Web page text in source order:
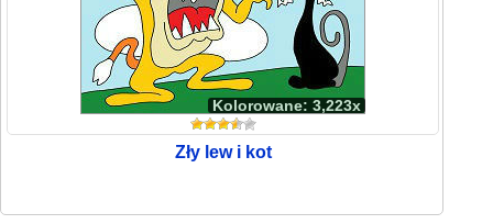
Kolorowane: 3,223x
Zły lew i kot